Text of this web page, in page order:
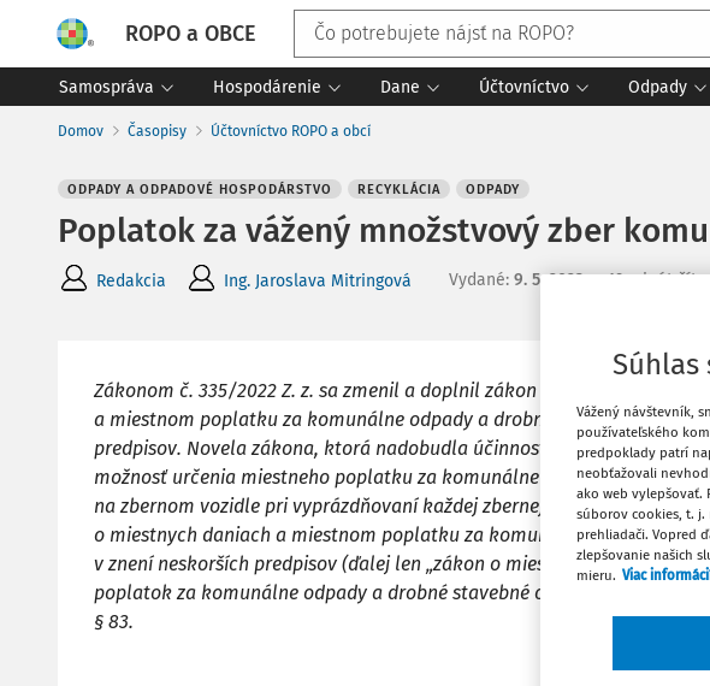
ROPO a OBCE
Samospráva Hospodárenie Dane Účtovníctvo Odpady
Domov Časopisy Účtovníctvo ROPO a obcí
ODPADY A ODPADOVÉ HOSPODÁRSTVO RECYKLÁCIA ODPADY
Poplatok za vážený množstvový zber
Redakcia Ing. Jaroslava Mitringová Vydané: 9. 5. 2023 19 minút
Zákonom č. 335/2022 Z. z. sa zmenil a doplnil zákon č. 582/2004 Z. z. o
a miestnom poplatku za komunálne odpady a drobné stavebné odpady
predpisov. Novela zákona, ktorá nadobudla účinnosť dňa 1. novembra
možnosť určenia miestneho poplatku za komunálne odpady, ktorých
na zbernom vozidle pri vyprázdňovaní každej zbernej nádoby. Zákon č.
o miestnych daniach a miestnom poplatku za komunálne odpady a
v znení neskorších predpisov (ďalej len „zákon o miestnych daniach“)
poplatok za komunálne odpady a drobné stavebné odpady (ďalej len
§ 83.
Súhlas
Vážený návštevník,
používateľského
predpoklady patrí
neobťažovali
ako web vylepšovať.
súborov cookies, t. j.
prehliadači. Vopred
zlepšovanie našich
mieru. Viac